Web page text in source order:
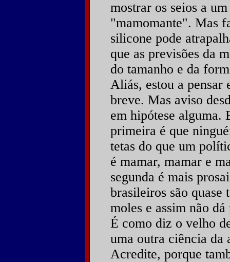
mostrar os seios a
"mamomante". Mas
silicone pode
que as previsões da
do tamanho e da
Aliás, estou a pensar
breve. Mas aviso
em hipótese alguma.
primeira é que
tetas do que um
é mamar, mamar e
segunda é mais
brasileiros são quase
moles e assim não
É como diz o velho
uma outra ciência da
Acredite, porque